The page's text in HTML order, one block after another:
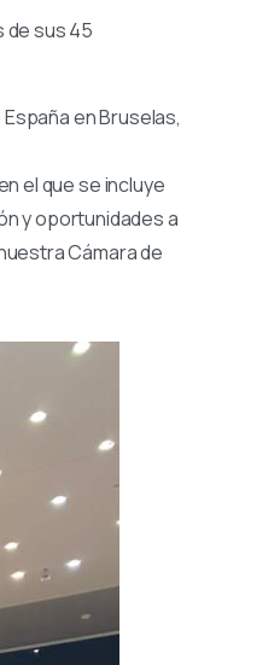
de sus 45
en Bruselas,
el que se incluye
y oportunidades a
Cámara de